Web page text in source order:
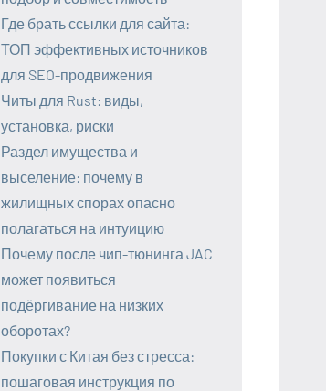
Где брать ссылки для сайта:
ТОП эффективных источников
для SEO-продвижения
Читы для Rust: виды,
установка, риски
Раздел имущества и
выселение: почему в
жилищных спорах опасно
полагаться на интуицию
Почему после чип-тюнинга JAC
может появиться
подёргивание на низких
оборотах?
Покупки с Китая без стресса:
пошаговая инструкция по